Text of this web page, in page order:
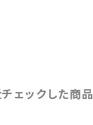
ェックした商品